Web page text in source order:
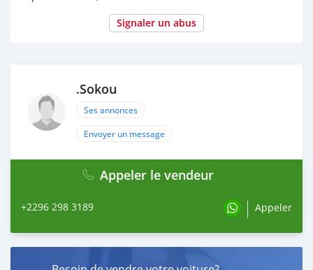
Signaler un abus
.Sokou
Ses annonces
Envoyer un message
Appeler le vendeur
+2296 298 3189 Appeler